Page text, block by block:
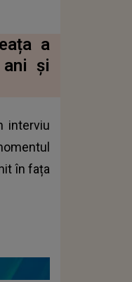
a
și
interviu
în fața